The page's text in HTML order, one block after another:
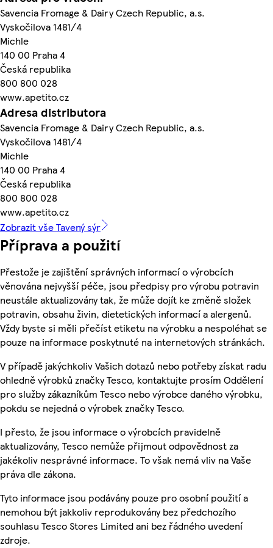
Savencia Fromage & Dairy Czech Republic, a.s.
Vyskočilova 1481/4
Michle
140 00 Praha 4
Česká republika
800 800 028
www.apetito.cz
Adresa distributora
Savencia Fromage & Dairy Czech Republic, a.s.
Vyskočilova 1481/4
Michle
140 00 Praha 4
Česká republika
800 800 028
www.apetito.cz
Zobrazit vše Tavený sýr
Příprava a použití
Přestože je zajištění správných informací o výrobcích
věnována nejvyšší péče, jsou předpisy pro výrobu potravin
neustále aktualizovány tak, že může dojít ke změně složek
potravin, obsahu živin, dietetických informací a alergenů.
Vždy byste si měli přečíst etiketu na výrobku a nespoléhat se
pouze na informace poskytnuté na internetových stránkách.
V případě jakýchkoliv Vašich dotazů nebo potřeby získat radu
ohledně výrobků značky Tesco, kontaktujte prosím Oddělení
pro služby zákazníkům Tesco nebo výrobce daného výrobku,
pokdu se nejedná o výrobek značky Tesco.
I přesto, že jsou informace o výrobcích pravidelně
aktualizovány, Tesco nemůže přijmout odpovědnost za
jakékoliv nesprávné informace. To však nemá vliv na Vaše
práva dle zákona.
Tyto informace jsou podávány pouze pro osobní použití a
nemohou být jakkoliv reprodukovány bez předchozího
souhlasu Tesco Stores Limited ani bez řádného uvedení
zdroje.